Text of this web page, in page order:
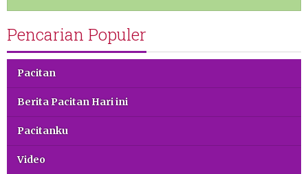
Pencarian Populer
Pacitan
Berita Pacitan Hari ini
Pacitanku
Video